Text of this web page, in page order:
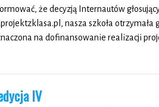
że decyzją Internautów
nasza szkoła
na dofinansowanie realizacji
IV